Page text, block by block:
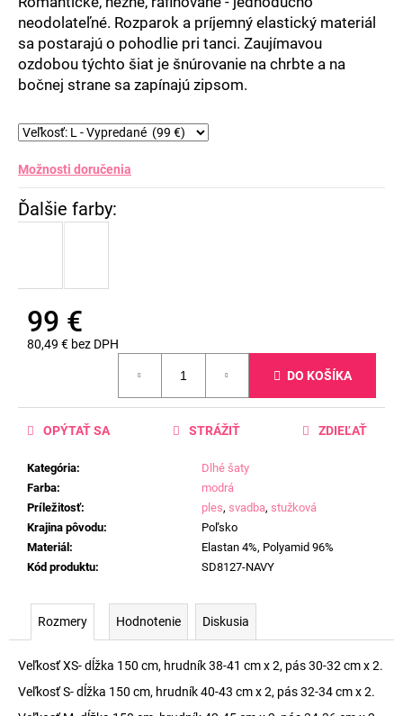
neodolateľné. Rozparok a príjemný elastický materiál
sa postarajú o pohodlie pri tanci. Zaujímavou
ozdobou týchto šiat je šnúrovanie na chrbte a na
bočnej strane sa zapínajú zipsom.
Možnosti doručenia
99 €
80,49 € bez DPH
DO KOŠÍKA
Kategória:
Dlhé šaty
Farba:
modrá
Príležitosť: ples, svadba, stužková
Krajina pôvodu:
Poľsko
Materiál :
Elastan 4%, Polyamid 96%
Kód produktu: SD8127-NAVY
OPÝTAŤ SA STRÁŽIŤ ZDIEĽAŤ
Rozmery Hodnotenie Diskusia
Veľkosť XS- dĺžka 150 cm, hrudník 38-41 cm x 2, pás 30-32 cm x 2.
Veľkosť S- dĺžka 150 cm, hrudník 40-43 cm x 2, pás 32-34 cm x 2.